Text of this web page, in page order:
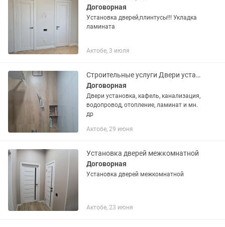
Договорная
Установка дверей,плинтусы!!! Укладка
ламината
Актобе, 3 июля
Строительные услуги Двери установка, кафель, канализация
Договорная
Двери установка, кафель, канализация,
водопровод, отопление, ламинат и мн.
др
Актобе, 29 июня
Установка дверей межкомнатной
Договорная
Установка дверей межкомнатной
Актобе, 23 июня